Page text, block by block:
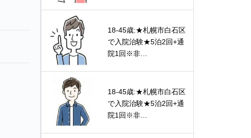
18-45歳:★札幌市白石区
で入院治験★5泊2回+通
院1回※非…
18-45歳:★札幌市白石区
で入院治験★5泊2回+通
院1回※非…